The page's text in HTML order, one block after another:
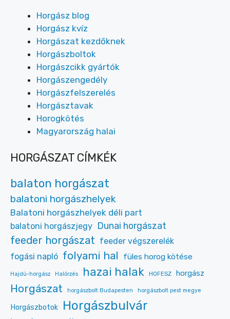
Horgász blog
Horgász kvíz
Horgászat kezdőknek
Horgászboltok
Horgászcikk gyártók
Horgászengedély
Horgászfelszerelés
Horgásztavak
Horogkötés
Magyarország halai
HORGÁSZAT CÍMKÉK
balaton horgászat
balatoni horgászhelyek
Balatoni horgászhelyek déli part
balatoni horgászjegy Dunai horgászat
feeder horgászat feeder végszerelék
fogási napló folyami hal füles horog kötése
Hajdú-horgász Halőrzés hazai halak HOFESZ horgász
Horgászat horgászbolt Budapesten horgászbolt pest megye
Horgászbotok Horgászbulvár